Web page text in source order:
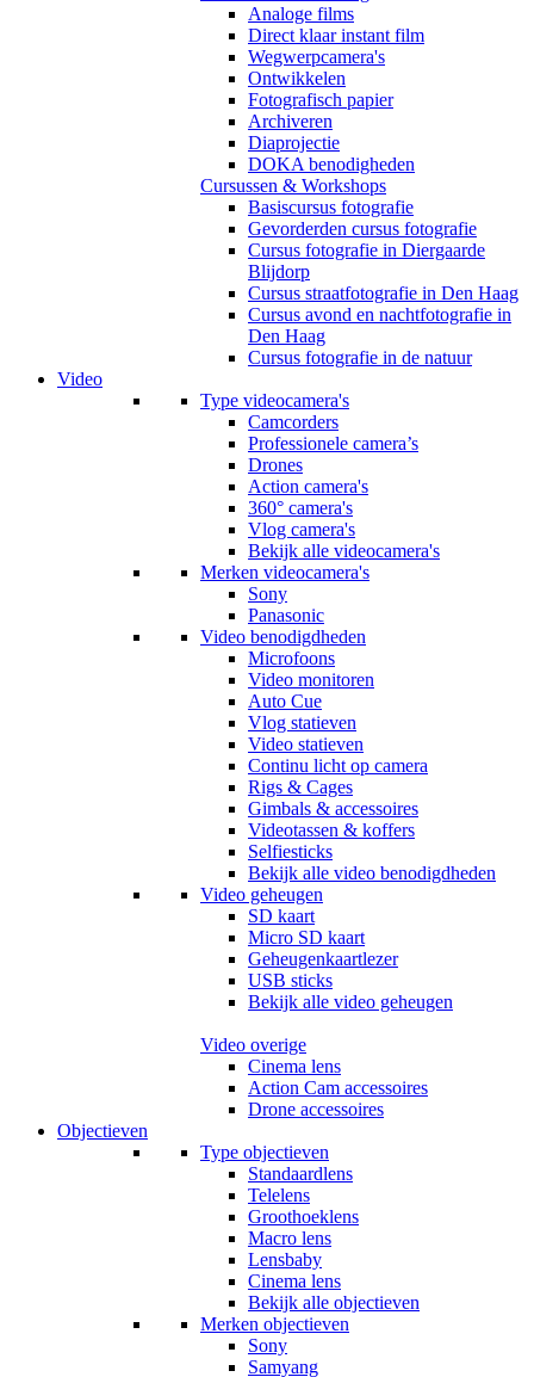
Analoge films
Direct klaar instant film
Wegwerpcamera's
Ontwikkelen
Fotografisch papier
Archiveren
Diaprojectie
DOKA benodigheden
Cursussen & Workshops
Basiscursus fotografie
Gevorderden cursus fotografie
Cursus fotografie in Diergaarde
Blijdorp
Cursus straatfotografie in Den Haag
Cursus avond en nachtfotografie in
Den Haag
Cursus fotografie in de natuur
Video
Type videocamera's
Camcorders
Professionele camera’s
Drones
Action camera's
360° camera's
Vlog camera's
Bekijk alle videocamera's
Merken videocamera's
Sony
Panasonic
Video benodigdheden
Microfoons
Video monitoren
Auto Cue
Vlog statieven
Video statieven
Continu licht op camera
Rigs & Cages
Gimbals & accessoires
Videotassen & koffers
Selfiesticks
Bekijk alle video benodigdheden
Video geheugen
SD kaart
Micro SD kaart
Geheugenkaartlezer
USB sticks
Bekijk alle video geheugen
Video overige
Cinema lens
Action Cam accessoires
Drone accessoires
Objectieven
Type objectieven
Standaardlens
Telelens
Groothoeklens
Macro lens
Lensbaby
Cinema lens
Bekijk alle objectieven
Merken objectieven
Sony
Samyang